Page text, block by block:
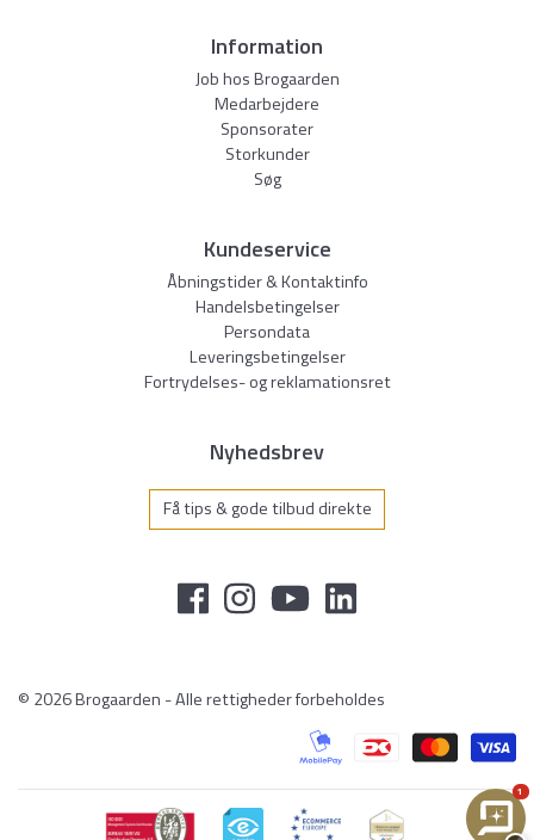
Information
Job hos Brogaarden
Medarbejdere
Sponsorater
Storkunder
Søg
Kundeservice
Åbningstider & Kontaktinfo
Handelsbetingelser
Persondata
Leveringsbetingelser
Fortrydelses- og reklamationsret
Nyhedsbrev
Få tips & gode tilbud direkte
© 2026 Brogaarden - Alle rettigheder forbeholdes
1